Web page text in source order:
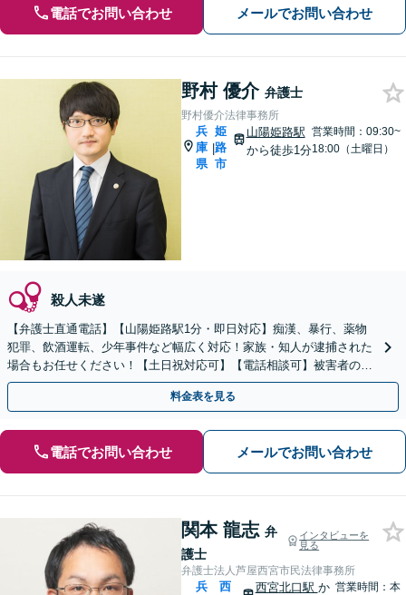
電話でお問い合わせ メールでお問い合わせ
野村 優介 弁護士
野村優介法律事務所
兵
庫
県
|
姫
路
市
山陽姫路駅
から徒歩1分
営業時間：09:30~
18:00（土曜日）
殺人未遂
【弁護士直通電話】【山陽姫路駅1分・即日対応】痴漢、暴行、薬物
犯罪、飲酒運転、少年事件など幅広く対応！家族・知人が逮捕された
場合もお任せください！【土日祝対応可】【電話相談可】被害者の方
からのご相談にもスムーズに対応致します。
料金表を見る
電話でお問い合わせ メールでお問い合わせ
関本 龍志 弁
護士
インタビューを
見る
弁護士法人芦屋西宮市民法律事務所
兵
西
西宮北口駅 か 営業時間：本